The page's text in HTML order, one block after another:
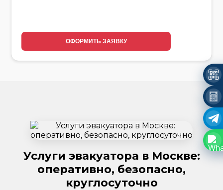
ОФОРМИТЬ ЗАЯВКУ
Услуги эвакуатора в Москве:
оперативно, безопасно,
круглосуточно